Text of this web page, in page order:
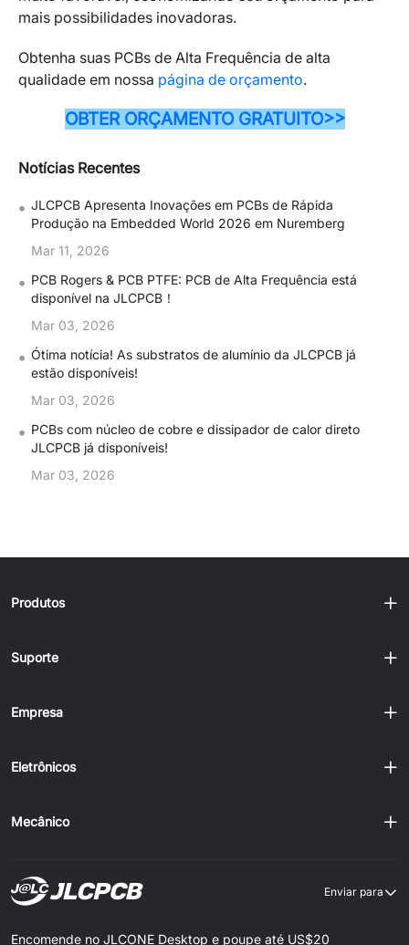
mais possibilidades inovadoras.
Obtenha suas PCBs de Alta Frequência de alta
qualidade em nossa página de orçamento.
OBTER ORÇAMENTO GRATUITO>>
Notícias Recentes
• JLCPCB Apresenta Inovações em PCBs de Rápida
Produção na Embedded World 2026 em Nuremberg
Mar 11, 2026
• PCB Rogers & PCB PTFE: PCB de Alta Frequência está
disponível na JLCPCB！
Mar 03, 2026
• Ótima notícia! As substratos de alumínio da JLCPCB já
estão disponíveis!
Mar 03, 2026
• PCBs com núcleo de cobre e dissipador de calor direto
JLCPCB já disponíveis!
Mar 03, 2026
Produtos
Suporte
Empresa
Eletrônicos
Mecânico
Enviar para
Encomende no JLCONE Desktop e poupe até US$20